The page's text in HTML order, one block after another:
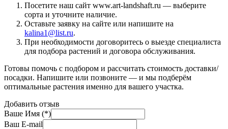
Посетите наш сайт www.art-landshaft.ru — выберите
сорта и уточните наличие.
Оставьте заявку на сайте или напишите на
kalina1@list.ru.
При необходимости договоритесь о выезде специалиста
для подбора растений и договора обслуживания.
Готовы помочь с подбором и рассчитать стоимость доставки/
посадки. Напишите или позвоните — и мы подберём
оптимальные растения именно для вашего участка.
Добавить отзыв
Ваше Имя (*)
Ваш E-mail